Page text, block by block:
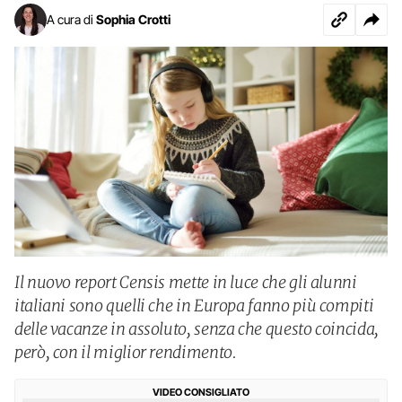
A cura di Sophia Crotti
Il nuovo report Censis mette in luce che gli alunni
italiani sono quelli che in Europa fanno più compiti
delle vacanze in assoluto, senza che questo coincida,
però, con il miglior rendimento.
VIDEO CONSIGLIATO